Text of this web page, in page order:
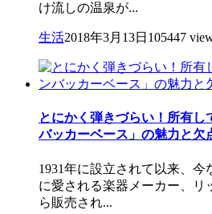
け流しの温泉が...
生活2018年3月13日 105447
とにかく弾きづらい！所有し
バッカーベース」の魅力と欠
1931年に設立されて以来、
に愛される楽器メーカー、リ
ら販売され...